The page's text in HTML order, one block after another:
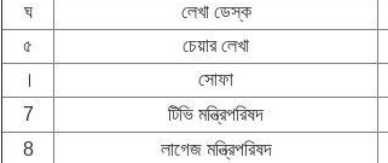
ঘ
লেখা ডেস্ক
৫
চেয়ার লেখা
।
সোফা
7
টিভি মন্ত্রিপরিষদ
8
লাগেজ মন্ত্রিপরিষদ